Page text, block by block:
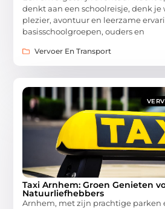
denkt aan een schoolreisje, denk
plezier, avontuur en leerzame
basisschoolgroepen, ouders en
Vervoer En Transport
Taxi Arnhem: Groen Genieten
Natuurliefhebbers
Arnhem, met zijn prachtige parken